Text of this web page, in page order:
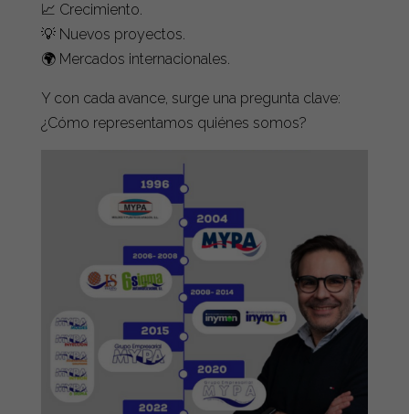
📈 Crecimiento.
💡 Nuevos proyectos.
🌍 Mercados internacionales.
Y con cada avance, surge una pregunta clave:
¿Cómo representamos quiénes somos?